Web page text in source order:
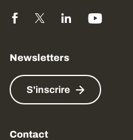
Newsletters
S'inscrire
Contact